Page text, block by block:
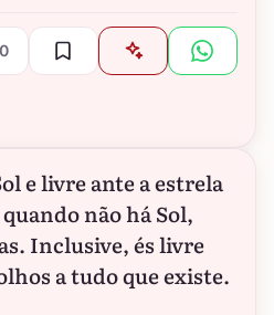
0
e livre ante a estrela
não há Sol,
Inclusive, és livre
a tudo que existe.